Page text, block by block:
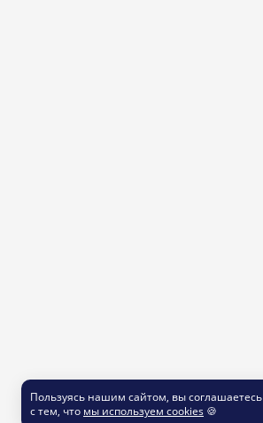
Пользуясь нашим сайтом, вы соглашаетесь
с тем, что мы используем cookies 🍪